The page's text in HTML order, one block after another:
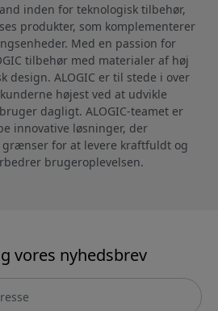
inden for teknologisk tilbehør,
produkter, som komplementerer
Med en passion for
tilbehør med materialer af høj
design. ALOGIC er til stede i over
højest ved at udvikle
dagligt. ALOGIC-teamet er
innovative løsninger, der
for at levere kraftfuldt og
brugeroplevelsen.
vores nyhedsbrev